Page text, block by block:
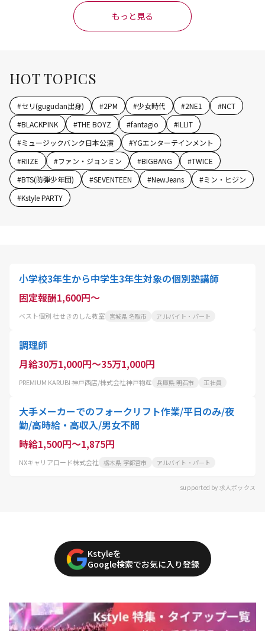
もっと見る
HOT TOPICS
#セリ(gugudan出身) #2PM #少女時代 #2NE1 #NCT
#BLACKPINK #THE BOYZ #fantagio #ILLIT
#ミュージックバンク日本公演 #YGエンターテインメント
#RIIZE #ファン・ジョンミン #BIGBANG #TWICE
#BTS(防弾少年団) #SEVENTEEN #NewJeans #ミン・ヒジン
#Kstyle PARTY
小学校3年生から中学生3年生対象の個別塾講師
固定報酬1,600円～
ベスト個別 杜せきのした教室 宮城県 名取市 アルバイト・パート
調理師
月給30万1,000円～35万1,000円
PREMIUM KARUBI 神戸西店/株式会社神戸物産 兵庫県 明石市 正社員
大手メーカーでのフォークリフト作業/平日のみ/夜
勤/高時給・高収入/男女不問
時給1,500円～1,875円
NXキャリアロード株式会社 栃木県 宇都宮市 アルバイト・パート
supported by 求人ボックス
Kstyleを
Google検索でお気に入り登録